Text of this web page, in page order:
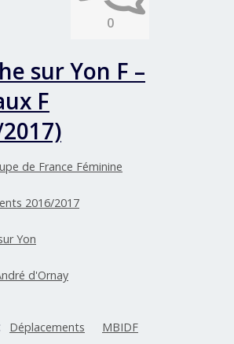
0
sur Yon F –
F
de France Féminine
2016/2017
Yon
d'Ornay
Déplacements MBIDF